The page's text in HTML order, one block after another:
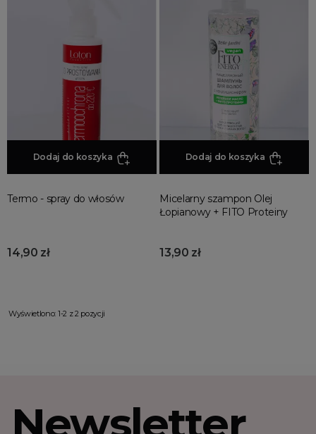
Dodaj do koszyka
Termo - spray do włosów
14,90 zł
Dodaj do koszyka
Micelarny szampon Olej
Łopianowy + FITO Proteiny
13,90 zł
Wyświetlono: 1-2 z 2 pozycji